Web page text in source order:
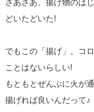
さあさあ、揚げ物のは
どいたどいた!
でもこの「揚げ」。コ
ことはないらしい!
もともとぜんぶに火が
揚げれば良いんだって♪